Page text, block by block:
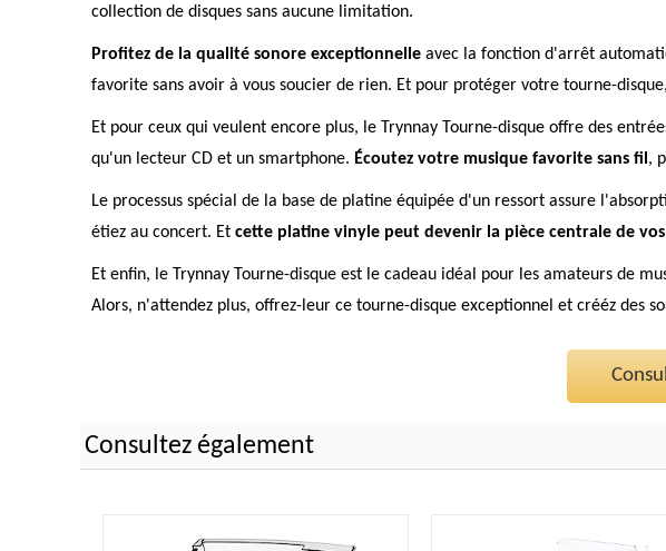
collection de disques sans aucune limitation.
Profitez de la qualité sonore exceptionnelle avec la fonction d'arrêt
favorite sans avoir à vous soucier de rien. Et pour protéger votre tourne-
Et pour ceux qui veulent encore plus, le Trynnay Tourne-disque offre des
qu'un lecteur CD et un smartphone. Écoutez votre musique favorite sans fil ,
Le processus spécial de la base de platine équipée d'un ressort assure
étiez au concert. Et cette platine vinyle peut devenir la pièce centrale de
Et enfin, le Trynnay Tourne-disque est le cadeau idéal pour les amateurs de
Alors, n'attendez plus, offrez-leur ce tourne-disque exceptionnel et crééz des
Consultez également